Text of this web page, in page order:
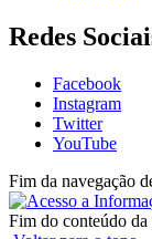
Redes
Facebook
Instagram
Twitter
YouTube
Fim da navegação
Fim do conteúdo da